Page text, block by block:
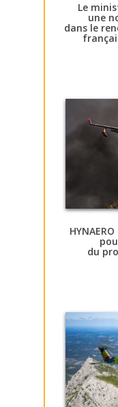
Le
une
dans le
du